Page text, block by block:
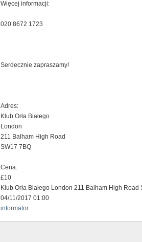
Więcej informacji:
020 8672 1723
Serdecznie zapraszamy!
Adres:
Klub Orła Białego
London
211 Balham High Road
SW17 7BQ
Cena:
£10
Klub Orła Białego London 211 Balham High Road
04/11/2017 01:00
informator